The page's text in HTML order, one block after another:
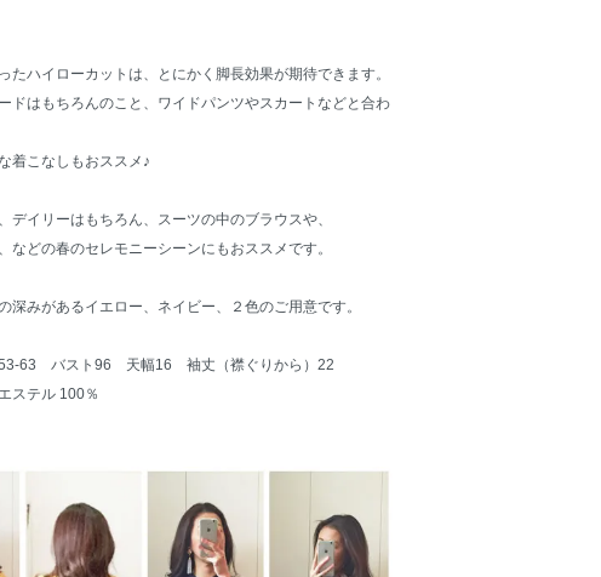
たハイローカットは、とにかく脚長効果が期待できます。
ドはもちろんのこと、ワイドパンツやスカートなどと合わ
着こなしもおススメ♪
デイリーはもちろん、スーツの中のブラウスや、
などの春のセレモニーシーンにもおススメです。
深みがあるイエロー、ネイビー、２色のご用意です。
63 バスト96 天幅16 袖丈（襟ぐりから）22
テル 100％